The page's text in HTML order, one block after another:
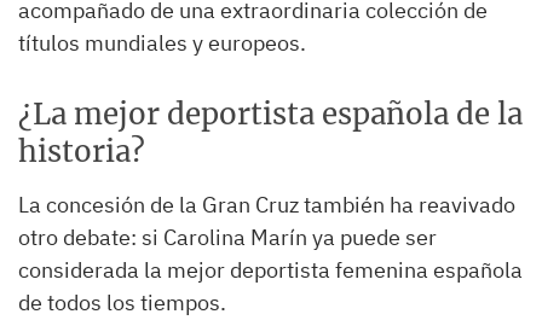
acompañado de una extraordinaria colección de
títulos mundiales y europeos.
¿La mejor deportista española de la
historia?
La concesión de la Gran Cruz también ha reavivado
otro debate: si Carolina Marín ya puede ser
considerada la mejor deportista femenina española
de todos los tiempos.